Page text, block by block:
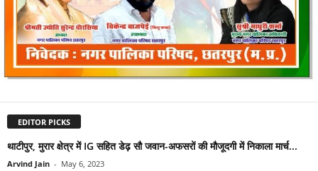
EDITOR PICKS
थाटीपुर, मुरार क्षेत्र में IG सहित डेढ़ सौ जवान-अफसरों की मौजूदगी में निकाला मार्च...
Arvind Jain - May 6, 2023